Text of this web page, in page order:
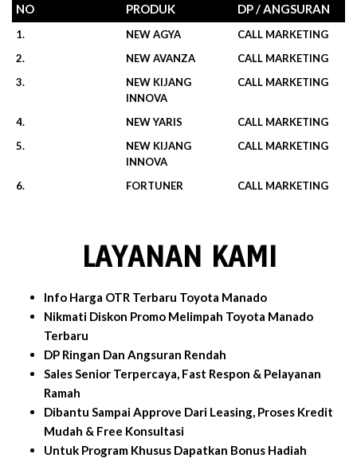
NO PRODUK DP / ANGSURAN
1. NEW AGYA
CALL MARKETING
2.
NEW AVANZA
CALL MARKETING
3.
NEW KIJANG
INNOVA
CALL MARKETING
4. NEW YARIS
CALL MARKETING
5.
NEW KIJANG
INNOVA
CALL MARKETING
6. FORTUNER CALL MARKETING
LAYANAN KAMI
Info Harga OTR Terbaru Toyota Manado
Nikmati Diskon Promo Melimpah Toyota Manado
Terbaru
DP Ringan Dan Angsuran Rendah
Sales Senior Terpercaya, Fast Respon & Pelayanan
Ramah
Dibantu Sampai Approve Dari Leasing, Proses Kredit
Mudah & Free Konsultasi
Untuk Program Khusus Dapatkan Bonus Hadiah